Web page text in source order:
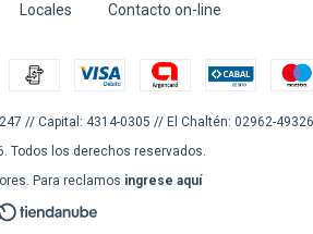
Locales Contacto on-line
// Capital: 4314-0305 // El Chaltén: 02962-
Todos los derechos reservados.
Para reclamos ingrese aquí